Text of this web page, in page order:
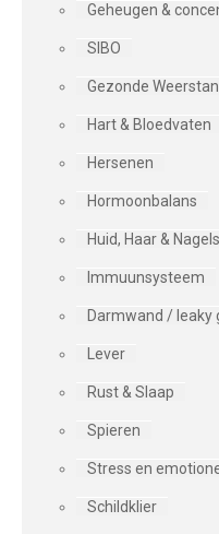
Geheugen &
SIBO
Gezonde
Hart & Bloedvaten
Hersenen
Hormoonbalans
Huid, Haar & Nagels
Immuunsysteem
Darmwand / leaky
Lever
Rust & Slaap
Spieren
Stress en
Schildklier